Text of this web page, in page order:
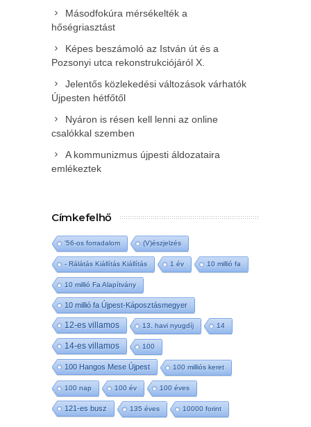
Másodfokúra mérsékelték a
hőségriasztást
Képes beszámoló az István út és a
Pozsonyi utca rekonstrukciójáról X.
Jelentős közlekedési változások várhatók
Újpesten hétfőtől
Nyáron is résen kell lenni az online
csalókkal szemben
A kommunizmus újpesti áldozataira
emlékeztek
Címkefelhő
'56-os forradalom (V)észjelzés
- Rálátás Kiállítás Kiállítás 1 év 10 millió fa
10 millió Fa Alapítvány
10 millió fa Újpest-Káposztásmegyer
12-es villamos 13. havi nyugdíj 14
14-es villamos 100
100 Hangos Mese Újpest 100 milliós keret
100 nap 100 év 100 éves
121-es busz 135 éves 10000 forint